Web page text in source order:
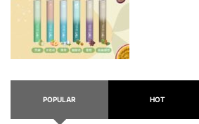
POPULAR HOT